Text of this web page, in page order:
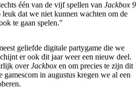
één van de vijf spellen van Jackbox 9
leuk dat we niet kunnen wachten om de
te gaan spelen."
geliefde digitale partygame die we
er ook dit jaar weer een nieuw deel.
overJackbox en om precies te zijn dit
gamescom in augustus kregen we al een